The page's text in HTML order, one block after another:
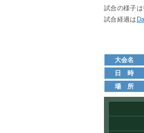
試合の様子
試合経過は
大会名
日 時
場 所